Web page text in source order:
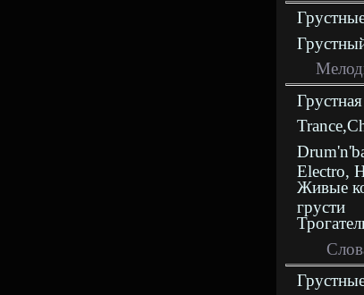
Electro,
Живые
грусти